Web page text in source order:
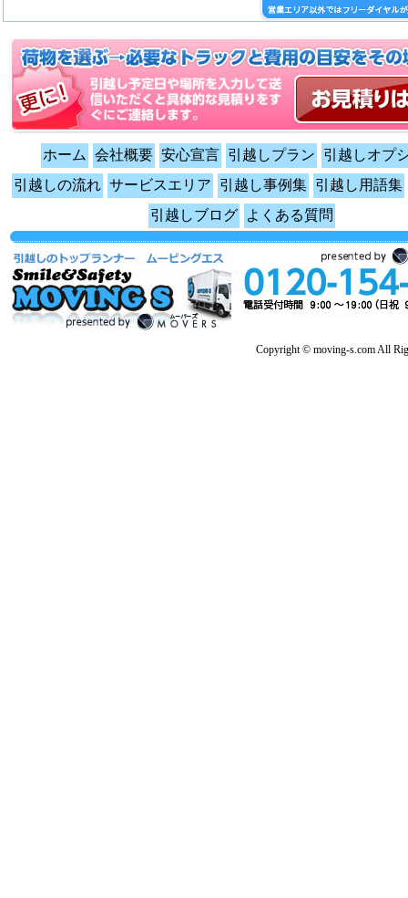
ホーム 会社概要 安心宣言 引越しプラン
引越しオプ
引越しの流れ サービスエリア 引越し事例集 引越し用語集
引越しブログ
よくある質問
Copyright © moving-s.com All